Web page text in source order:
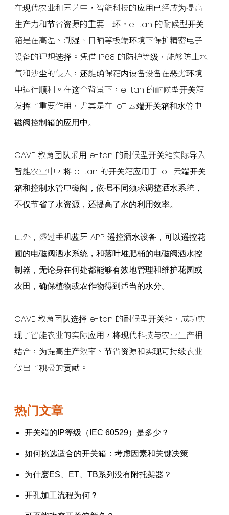
在现代农业和园艺中，智能科技的应用已经成为提高
生产力和节省资源的重要一环。e-tan 的耐候型开关
箱是在高温、潮湿、日晒等极端环境下保护精密电子
设备的理想选择。凭借 IP68 的防护等级，能够防止水
气和沙尘的侵入，还能确保箱内设备设备在恶劣环境
中运行顺利。在这个背景下，e-tan 的耐候型开关箱
发挥了重要作用，尤其是在 IoT 云端开关箱和水管电
磁阀控制箱的应用中。
CAVE 教育团队采用 e-tan 的耐候型开关箱实际导入
智能农业中，将 e-tan 的开关箱应用于 IoT 云端开关
箱和控制水管电磁阀，依据不同须求调整洒水系统，
不仅节省了水资源，还提高了水的利用效率。
此外，透过手机蓝牙 APP 遥控洒水设备，可以遥控花
圃的电磁阀洒水系统，和落叶堆肥桶的电磁阀洒水控
制器，无论身在何处都能够有效地管理和维护花园或
农田，确保植物或农作物得到适当的水分。
CAVE 教育团队选择 e-tan 的耐候型开关箱，成功实
现了智能农业的实际应用，将现代科技与农业生产相
结合，为提高生产效率、节省资源和实现可持续农业
做出了积极的贡献。
热门文章
开关箱的IP等级（IEC 60529）是多少？
如何挑选适合的开关箱：考虑因素和关键决策
为什麽ES、ET、TB系列没有附托架器？
开孔加工流程为何？